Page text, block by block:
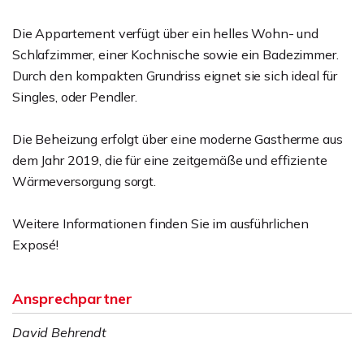
Die Appartement verfügt über ein helles Wohn- und
Schlafzimmer, einer Kochnische sowie ein Badezimmer.
Durch den kompakten Grundriss eignet sie sich ideal für
Singles, oder Pendler.
Die Beheizung erfolgt über eine moderne Gastherme aus
dem Jahr 2019, die für eine zeitgemäße und effiziente
Wärmeversorgung sorgt.
Weitere Informationen finden Sie im ausführlichen
Exposé!
Ansprechpartner
David Behrendt